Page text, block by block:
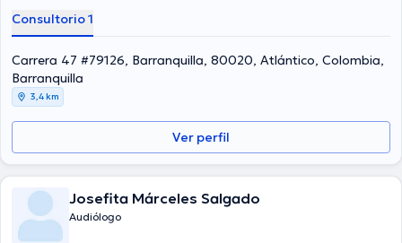
Consultorio 1
Carrera 47 #79126, Barranquilla, 80020, Atlántico, Colombia,
Barranquilla
3,4 km
Ver perfil
Josefita Márceles Salgado
Audiólogo